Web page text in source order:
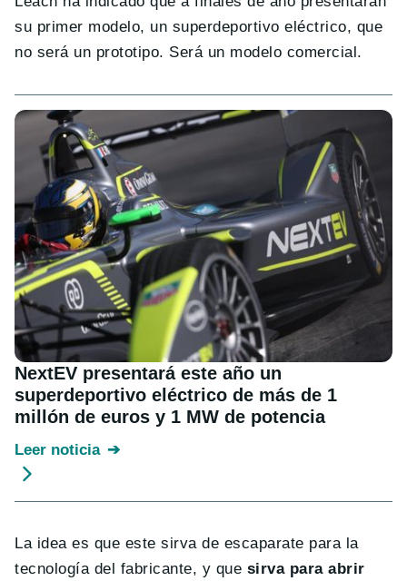
su primer modelo, un superdeportivo eléctrico, que
no será un prototipo. Será un modelo comercial.
NextEV presentará este año un
superdeportivo eléctrico de más de 1
millón de euros y 1 MW de potencia
Leer noticia
La idea es que este sirva de escaparate para la
tecnología del fabricante, y que sirva para abrir